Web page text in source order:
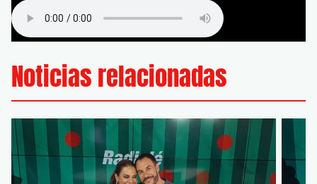
Noticias relacionadas